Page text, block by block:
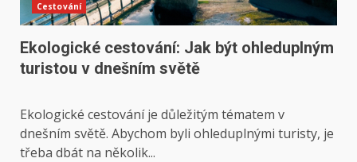
Cestování
Ekologické cestování: Jak být ohleduplným
turistou v dnešním světě
Ekologické cestování je důležitým tématem v
dnešním světě. Abychom byli ohleduplnými turisty, je
třeba dbát na několik...